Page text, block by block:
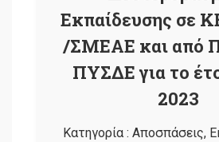
Εκπαίδευσης σε
/ΣΜΕΑΕ και από
ΠΥΣΔΕ για το
2023
Κατηγορία : Αποσπάσεις,